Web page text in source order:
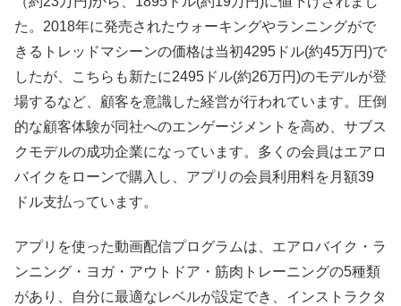
た。2018年に発売されたウォーキングやランニングがで
きるトレッドマシーンの価格は当初4295ドル(約45万円)で
したが、こちらも新たに2495ドル(約26万円)のモデルが登
場するなど、顧客を意識した経営が行われています。圧倒
的な顧客体験が同社へのエンゲージメントを高め、サブス
クモデルの成功企業になっています。多くの会員はエアロ
バイクをローンで購入し、アプリの会員利用料を月額39
ドル支払っています。
アプリを使った動画配信プログラムは、エアロバイク・ラ
ンニング・ヨガ・アウトドア・筋肉トレーニングの5種類
があり、自分に最適なレベルが設定でき、インストラクタ